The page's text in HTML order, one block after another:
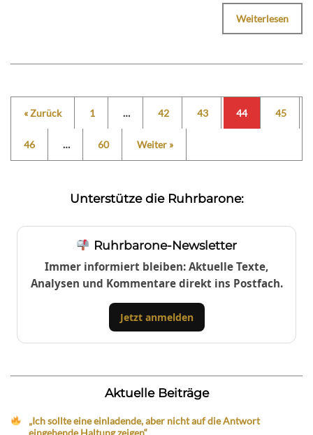
Weiterlesen
« Zurück 1 … 42 43 44 45
46 … 60 Weiter »
Unterstütze die Ruhrbarone:
Ruhrbarone-Newsletter
Immer informiert bleiben: Aktuelle Texte,
Analysen und Kommentare direkt ins Postfach.
Jetzt anmelden
Aktuelle Beiträge
„Ich sollte eine einladende, aber nicht auf die Antwort